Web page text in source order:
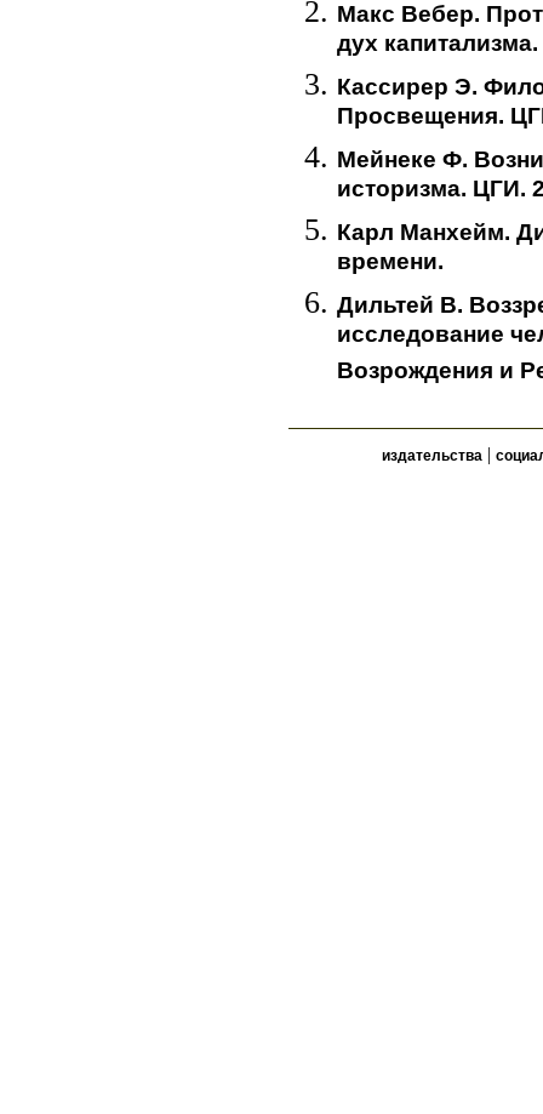
Макс Вебер.
дух капитализма.
Кассирер Э.
Просвещения.
Мейнеке Ф.
историзма. ЦГИ.
Карл Манхейм.
времени.
Дильтей В.
исследование
Возрождения и
издательства |